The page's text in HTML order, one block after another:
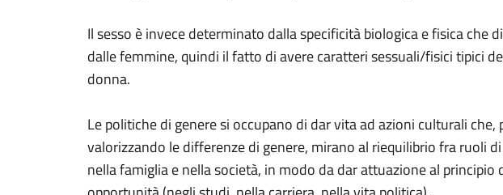
Il sesso è invece determinato dalla specificità biologica e fisica che
dalle femmine, quindi il fatto di avere caratteri sessuali/fisici tipici
donna.
Le politiche di genere si occupano di dar vita ad azioni culturali
valorizzando le differenze di genere, mirano al riequilibrio fra ruoli
nella famiglia e nella società, in modo da dar attuazione al principio